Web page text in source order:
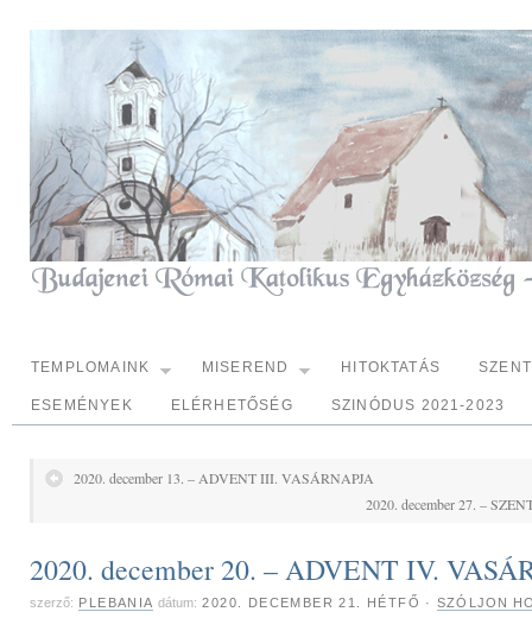
TEMPLOMAINK MISEREND HITOKTATÁS
ESEMÉNYEK ELÉRHETŐSÉG SZINÓDUS 2021-2023
2020. december 13. – ADVENT III. VASÁRNAPJA
2020. december 27. –
2020. december 20. – ADVENT IV.
szerző: PLEBANIA dátum: 2020. DECEMBER 21. HÉTFŐ ·SZÓLJON